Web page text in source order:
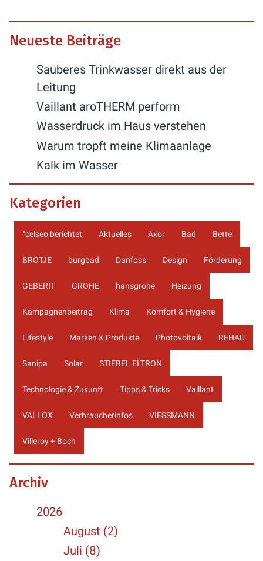
Neueste Beiträge
Sauberes Trinkwasser direkt aus der
Leitung
Vaillant aroTHERM perform
Wasserdruck im Haus verstehen
Warum tropft meine Klimaanlage
Kalk im Wasser
Kategorien
°celseo berichtet Aktuelles Axor Bad Bette
BRÖTJE burgbad Danfoss Design Förderung
GEBERIT GROHE hansgrohe Heizung
Kampagnenbeitrag Klima Komfort & Hygiene
Lifestyle Marken & Produkte Photovoltaik REHAU
Sanipa Solar STIEBEL ELTRON
Technologie & Zukunft Tipps & Tricks Vaillant
VALLOX Verbraucherinfos VIESSMANN
Villeroy + Boch
Archiv
2026
August (2)
Juli (8)